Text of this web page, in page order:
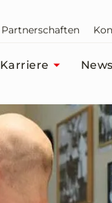
Partnerschaften
Karriere News